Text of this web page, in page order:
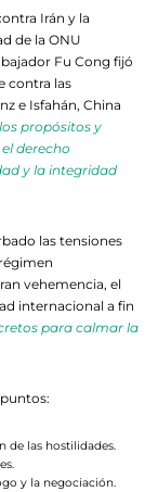
Irán y la
de la ONU
Fu Cong fijó
contra las
e Isfahán, China
propósitos y
derecho
y la integridad
las tensiones
vehemencia, el
internacional a fin
para calmar la
de las hostilidades.
y la negociación.